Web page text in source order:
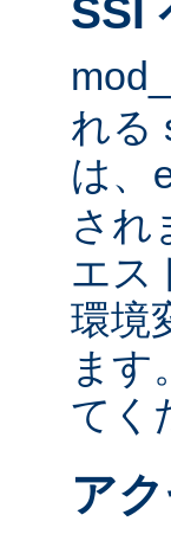
SSI
れる
は、
され
エス
環境
ます
てく
ア